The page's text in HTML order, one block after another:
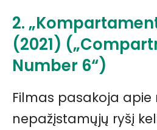
2.
(2021)
Number 6“)
Filmas pasakoja apie
nepažįstamųjų ryšį